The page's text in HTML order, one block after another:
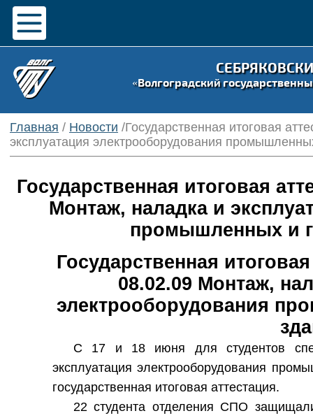
«Волгоградский
Главная / Новости /Государственная итоговая
эксплуатация электрооборудования
Государственная итоговая
Монтаж, наладка и
промышленных и
Государственная
08.02.09 Монтаж,
электрооборудования
С 17 и 18
июня для студентов
эксплуатация электрооборудования
государственная итоговая аттестация.
22 студента отделения СПО